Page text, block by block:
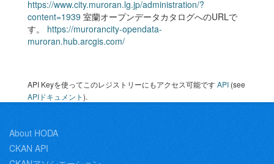
https://www.city.muroran.lg.jp/administration/?
content=1939 室蘭オープンデータカタログへのURLで
す。 https://murorancity-opendata-
muroran.hub.arcgis.com/
API Keyを使ってこのレジストリーにもアクセス可能ですAPI (see
APIドキュメント).
About HODA
CKAN API